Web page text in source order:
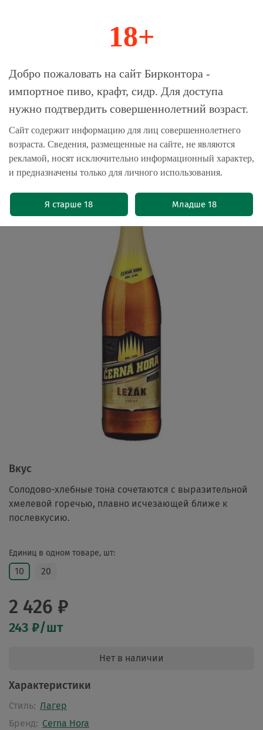
Магазин-Склад импортного пива, крафта и
Главная Пиво импортное
Пиво Черна Гора Лежак / Cerna Hora
Lezak 0.5 - стекло
Единиц в одном товаре, шт:
10 20
2 426 ₽
243 ₽/шт
Нет в наличии
Характеристики
Стиль: Лагер
Бренд: Cerna Hora
Вкус
Cолодово-хлебные тона сочетаются с выразительной
хмелевой горечью, плавно исчезающей ближе к
послевкусию.
18+
Добро пожаловать на сайт Бирконтора -
импортное пиво, крафт, сидр. Для доступа
нужно подтвердить совершеннолетний возраст.
Сайт содержит информацию для лиц совершеннолетнего
возраста. Сведения, размещенные на сайте, не являются
рекламой, носят исключительно информационный характер,
и предназначены только для личного использования.
Я старше 18 Младше 18